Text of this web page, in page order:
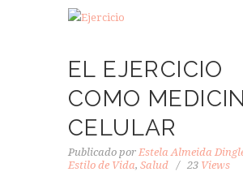
EL EJERCICIO
COMO
CELULAR
Publicado por Estela Almeida
Estilo de Vida, Salud 23 Views